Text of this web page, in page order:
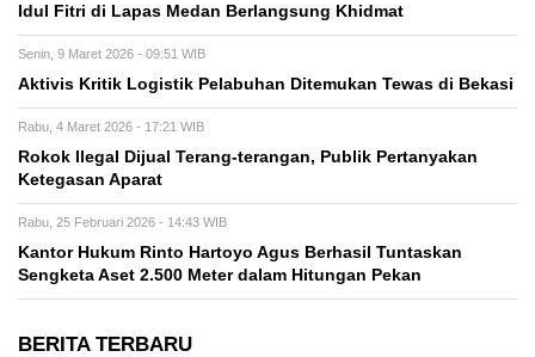
Idul Fitri di Lapas Medan Berlangsung Khidmat
Senin, 9 Maret 2026 - 09:51 WIB
Aktivis Kritik Logistik Pelabuhan Ditemukan Tewas di Bekasi
Rabu, 4 Maret 2026 - 17:21 WIB
Rokok Ilegal Dijual Terang-terangan, Publik Pertanyakan
Ketegasan Aparat
Rabu, 25 Februari 2026 - 14:43 WIB
Kantor Hukum Rinto Hartoyo Agus Berhasil Tuntaskan
Sengketa Aset 2.500 Meter dalam Hitungan Pekan
BERITA TERBARU